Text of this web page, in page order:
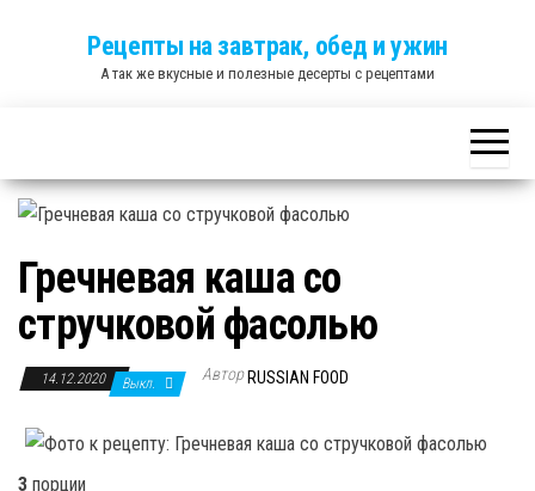
Рецепты на завтрак, обед и ужин
А так же вкусные и полезные десерты с рецептами
Гречневая каша со
стручковой фасолью
14.12.2020 Выкл. Автор RUSSIAN FOOD
3 порции